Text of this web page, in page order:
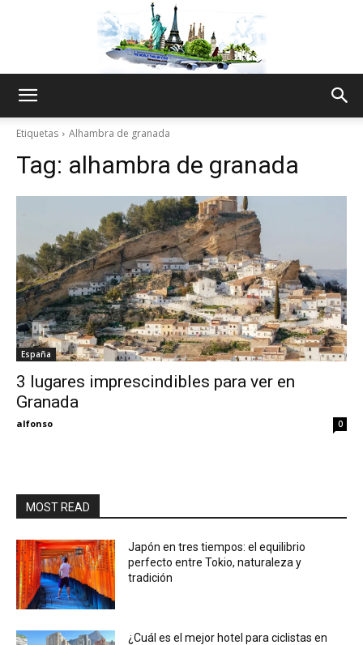
Thru
My
Etiquetas Alhambra de granada
Tag: alhambra de granada
España
3 lugares imprescindibles para ver en
Granada
alfonso 0
MOST READ
Japón en tres tiempos: el equilibrio
perfecto entre Tokio, naturaleza y
tradición
¿Cuál es el mejor hotel para ciclistas en